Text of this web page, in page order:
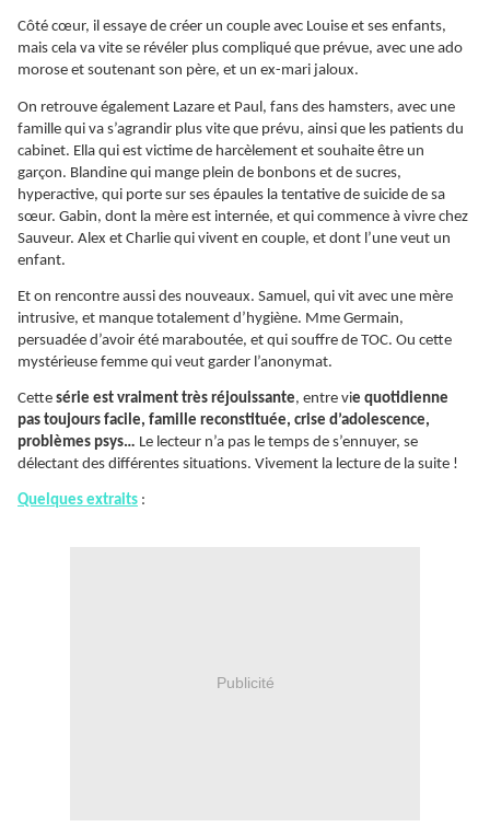
Côté cœur, il essaye de créer un couple avec Louise et ses enfants,
mais cela va vite se révéler plus compliqué que prévue, avec une ado
morose et soutenant son père, et un ex-mari jaloux.
On retrouve également Lazare et Paul, fans des hamsters, avec une
famille qui va s’agrandir plus vite que prévu, ainsi que les patients du
cabinet. Ella qui est victime de harcèlement et souhaite être un
garçon. Blandine qui mange plein de bonbons et de sucres,
hyperactive, qui porte sur ses épaules la tentative de suicide de sa
sœur. Gabin, dont la mère est internée, et qui commence à vivre chez
Sauveur. Alex et Charlie qui vivent en couple, et dont l’une veut un
enfant.
Et on rencontre aussi des nouveaux. Samuel, qui vit avec une mère
intrusive, et manque totalement d’hygiène. Mme Germain,
persuadée d’avoir été maraboutée, et qui souffre de TOC. Ou cette
mystérieuse femme qui veut garder l’anonymat.
Cette série est vraiment très réjouissante, entre vie quotidienne
pas toujours facile, famille reconstituée, crise d’adolescence,
problèmes psys… Le lecteur n’a pas le temps de s’ennuyer, se
délectant des différentes situations. Vivement la lecture de la suite !
Quelques extraits :
Publicité